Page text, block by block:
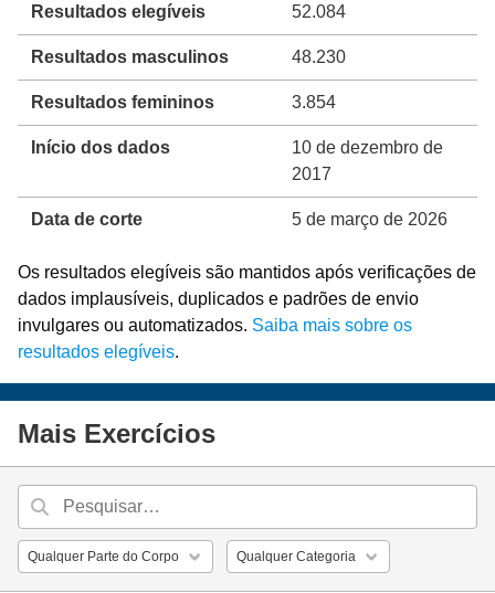
Resultados elegíveis 52.084
Resultados masculinos 48.230
Resultados femininos 3.854
Início dos dados
10 de dezembro de
2017
Data de corte 5 de março de 2026
Os resultados elegíveis são mantidos após verificações de
dados implausíveis, duplicados e padrões de envio
invulgares ou automatizados. Saiba mais sobre os
resultados elegíveis.
Mais Exercícios